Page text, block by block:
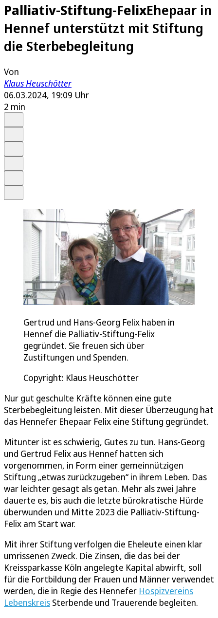
Palliativ-Stiftung-FelixEhepaar in
Hennef unterstützt mit Stiftung
die Sterbebegleitung
Von
Klaus Heuschötter
06.03.2024, 19:09 Uhr
2 min
Gertrud und Hans-Georg Felix haben in
Hennef die Palliativ-Stiftung-Felix
gegründet. Sie freuen sich über
Zustiftungen und Spenden.
Copyright: Klaus Heuschötter
Nur gut geschulte Kräfte können eine gute
Sterbebegleitung leisten. Mit dieser Überzeugung hat
das Hennefer Ehepaar Felix eine Stiftung gegründet.
Mitunter ist es schwierig, Gutes zu tun. Hans-Georg
und Gertrud Felix aus Hennef hatten sich
vorgenommen, in Form einer gemeinnützigen
Stiftung „etwas zurückzugeben“ in ihrem Leben. Das
war leichter gesagt als getan. Mehr als zwei Jahre
dauerte es, bis auch die letzte bürokratische Hürde
überwunden und Mitte 2023 die Palliativ-Stiftung-
Felix am Start war.
Mit ihrer Stiftung verfolgen die Eheleute einen klar
umrissenen Zweck. Die Zinsen, die das bei der
Kreissparkasse Köln angelegte Kapital abwirft, soll
für die Fortbildung der Frauen und Männer verwendet
werden, die in Regie des Hennefer Hospizvereins
Lebenskreis Sterbende und Trauerende begleiten.